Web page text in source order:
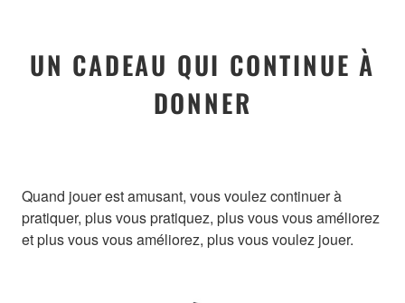
UN CADEAU QUI CONTINUE À
DONNER
Quand jouer est amusant, vous voulez continuer à
pratiquer, plus vous pratiquez, plus vous vous améliorez
et plus vous vous améliorez, plus vous voulez jouer.